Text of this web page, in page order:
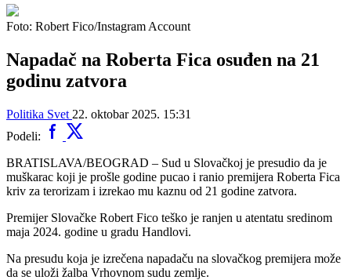
Foto: Robert Fico/Instagram Account
Napadač na Roberta Fica osuđen na 21
godinu zatvora
Politika Svet 22. oktobar 2025. 15:31
Podeli:
BRATISLAVA/BEOGRAD – Sud u Slovačkoj je presudio da je
muškarac koji je prošle godine pucao i ranio premijera Roberta Fica
kriv za terorizam i izrekao mu kaznu od 21 godine zatvora.
Premijer Slovačke Robert Fico teško je ranjen u atentatu sredinom
maja 2024. godine u gradu Handlovi.
Na presudu koja je izrečena napadaču na slovačkog premijera može
da se uloži žalba Vrhovnom sudu zemlje.